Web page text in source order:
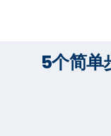
5个简单